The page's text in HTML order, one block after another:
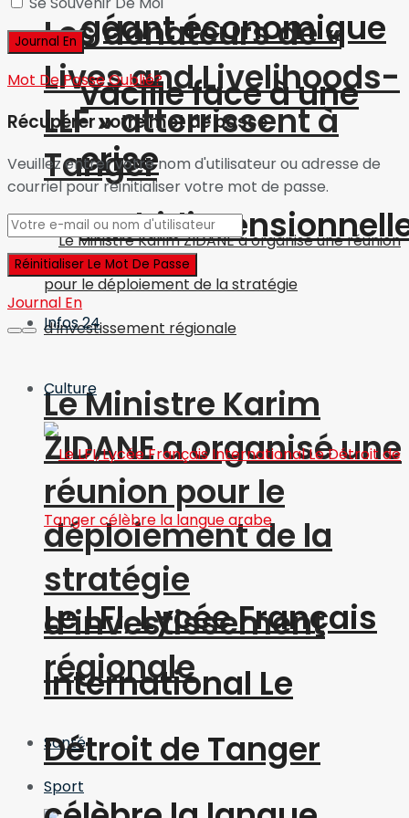
Les donateurs de «
Lives and Livelihoods-
LLF » atterrissent à
Tanger
Le Ministre Karim
ZIDANE a organisé une
réunion pour le
déploiement de la
stratégie
d’investissement
régionale
Santé
Sport
géant économique
vacille face à une
crise
Infos 24
Culture
Le LFI, Lycée Français
International Le
Détroit de Tanger
Mot De Passe Oublié?
Récupérer votre mot de passe
Veuillez entrer votre nom d'utilisateur ou adresse de
courriel pour réinitialiser votre mot de passe.
Journal En